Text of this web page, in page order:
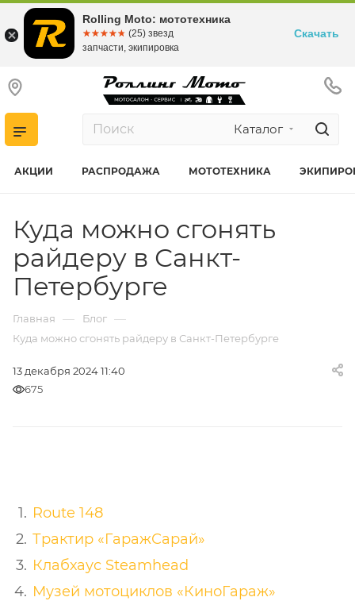
Каталог
АКЦИИ РАСПРОДАЖА МОТОТЕХНИКА
Куда можно сгонять
райдеру в Санкт-
Петербурге
Главная — Блог —
Куда можно сгонять райдеру в Санкт-Петербурге
13 декабря 2024 11:40
675
Route 148
Трактир «ГаражСарай»
Клабхаус Steamhead
Музей мотоциклов «КиноГараж»
Rolling Moto: мототехника
☆☆☆☆☆
★★★★★ (25) звезд
запчасти, экипировка
Скачать